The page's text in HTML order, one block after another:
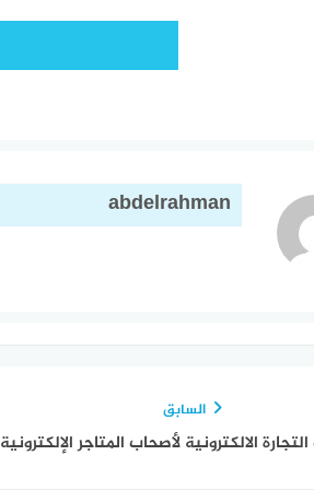
abdelrahman
السابق
الالكترونية لأصحاب المتاجر الإلكترونية